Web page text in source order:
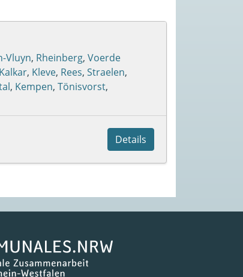
Vluyn, Rheinberg, Voerde
Kalkar, Kleve, Rees, Straelen,
, Kempen, Tönisvorst,
Details